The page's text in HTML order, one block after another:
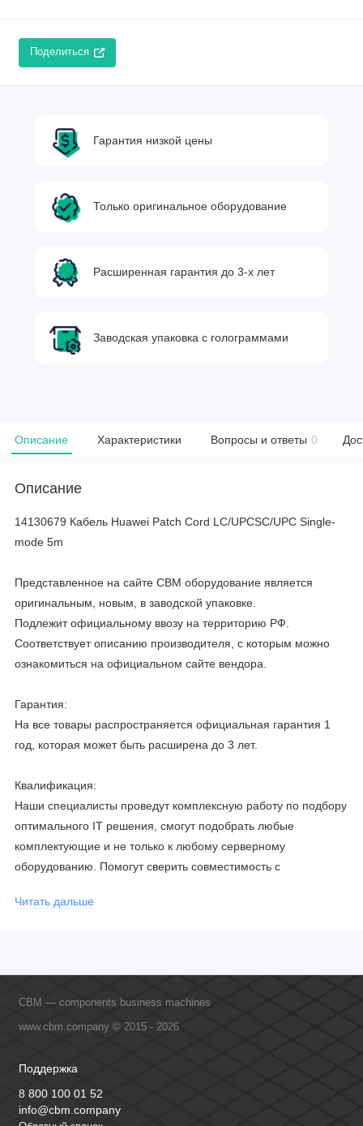
Поделиться
Гарантия низкой цены
Только оригинальное оборудование
Расширенная гарантия до 3-х лет
Заводская упаковка с голограммами
Описание Характеристики Вопросы и ответы 0
Описание
14130679 Кабель Huawei Patch Cord LC/UPCSC/UPC Single-
mode 5m
Представленное на сайте CBM оборудование является
оригинальным, новым, в заводской упаковке.
Подлежит официальному ввозу на территорию РФ.
Соответствует описанию производителя, с которым можно
ознакомиться на официальном сайте вендора.
Гарантия:
На все товары распространяется официальная гарантия 1
год, которая может быть расширена до 3 лет.
Квалификация:
Наши специалисты проведут комплексную работу по подбору
оптимального IT решения, смогут подобрать любые
комплектующие и не только к любому серверному
оборудованию. Помогут сверить совместимость с
официальными производителями и проводим регулярное
Читать дальше
CBM — components business machines
www.cbm.company © 2015 - 2026
Поддержка
8 800 100 01 52
info@cbm.company